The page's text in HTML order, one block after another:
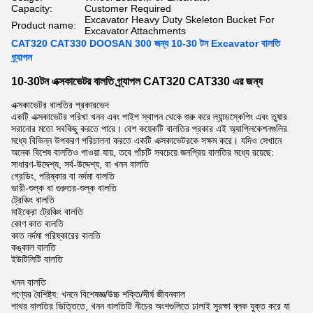
Capacity:
Customer Required
Product name:
Excavator Heavy Duty Skeleton Bucket For
Excavator Attachments
CAT320 CAT330 DOOSAN 300 জন্য 10-30 টন Excavator বালতি
গ্র্যাপল
10-30টন এক্সকাভেটর বালতি গ্র্যাপল CAT320 CAT330 এর জন্য
এক্সকাভেটর বালতির প্রকারভেদ
একটি এক্সকাভেটর পরিখা খনন এবং পাইপ স্থাপন থেকে শুরু করে ল্যান্ডস্কেপিং এবং তুষার
সরানোর মতো সবকিছু করতে পারে। বেশ কয়েকটি বালতির প্রকার এই অ্যাপ্লিকেশনগুলির
মধ্যে বিভিন্ন উপকরণ পরিচালনা করতে একটি এক্সকাভেটরকে সক্ষম করে। যদিও সেখানে
অনেক বিশেষ বালতিও পাওয়া যায়, তবে পাঁচটি সবচেয়ে জনপ্রিয় বালতির মধ্যে রয়েছে:
সাধারণ-উদ্দেশ্য, সর্ব-উদ্দেশ্য, বা খনন বালতি
গ্রেডিং, পরিষ্কার বা নর্দমা বালতি
ভারী-শুল্ক বা গুরুতর-শুল্ক বালতি
ট্রেঞ্চিং বালতি
মাইক্রো ট্রেঞ্চিং বালতি
কোণ কাত বালতি
কাত নর্দমা পরিষ্কারের বালতি
কঙ্কাল বালতি
ইউটিলিটি বালতি
খনন বালতি
পণ্যের বৈশিষ্ট্য: খননে বিশেষজ্ঞ/উচ্চ শক্তি/দীর্ঘ জীবনকাল
পাথর বালতির ভিত্তিতে, খনন বালতিটি নীচের অংশগুলিতে ঢালাই সুরক্ষা ব্লক যুক্ত করে যা